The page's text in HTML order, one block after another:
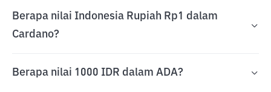
Berapa nilai Indonesia Rupiah Rp1 dalam
Cardano?
Berapa nilai 1000 IDR dalam ADA?